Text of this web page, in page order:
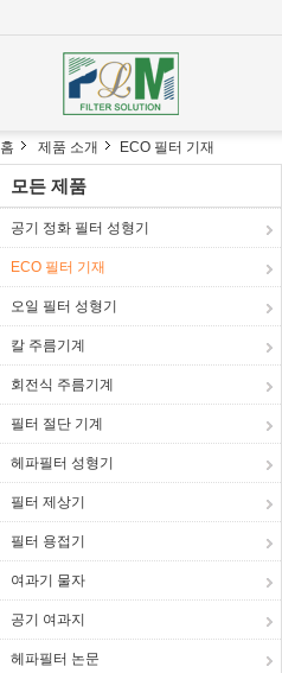
홈 제품 소개 ECO 필터 기재
모든 제품
공기 정화 필터 성형기
ECO 필터 기재
오일 필터 성형기
칼 주름기계
회전식 주름기계
필터 절단 기계
헤파필터 성형기
필터 제상기
필터 용접기
여과기 물자
공기 여과지
헤파필터 논문